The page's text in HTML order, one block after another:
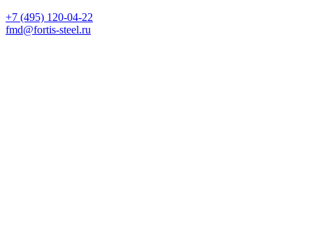
+7 (495) 120-04-22
fmd@fortis-steel.ru